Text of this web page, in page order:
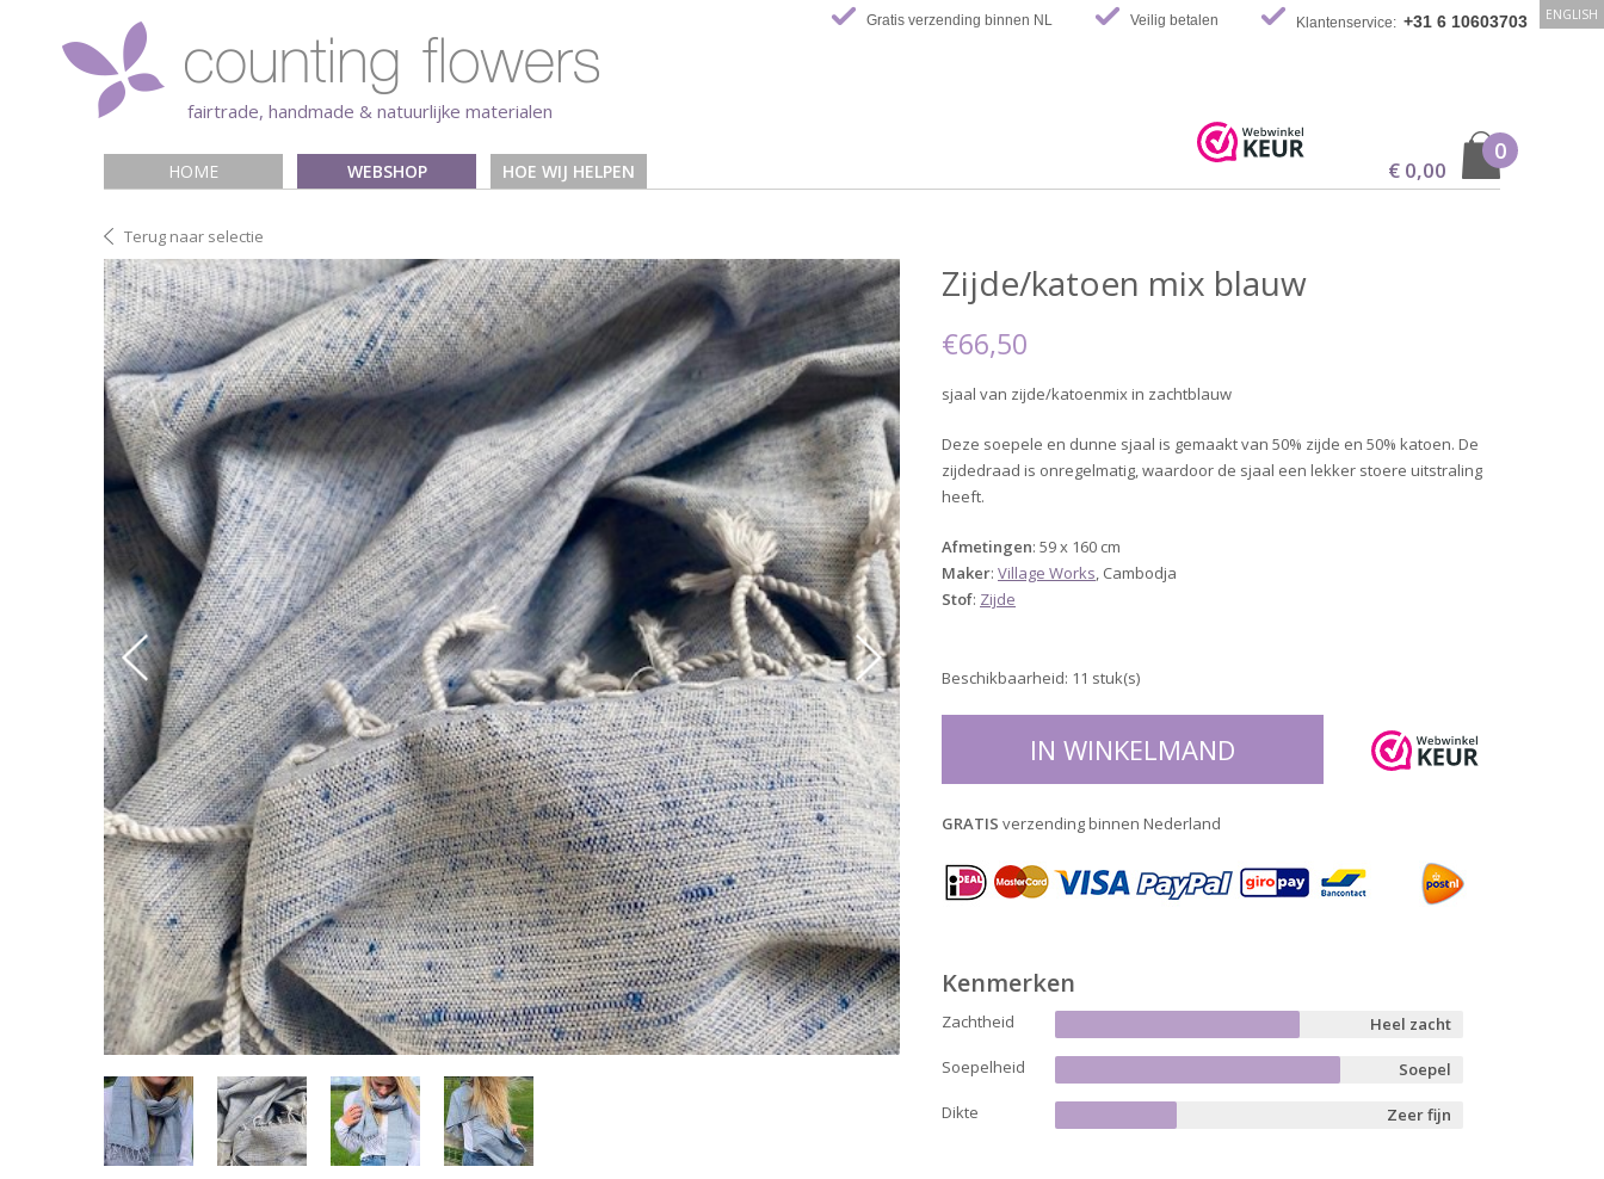
fairtrade, handmade & natuurlijke materialen
Gratis verzending binnen NL Veilig betalen Klantenservice: +31 6 10603703 ENGLISH
HOME WEBSHOP HOE WIJ HELPEN € 0,00
0
Terug naar selectie
Zijde/katoen mix blauw
€66,50
sjaal van zijde/katoenmix in zachtblauw
Deze soepele en dunne sjaal is gemaakt van 50% zijde en 50% katoen. De
zijdedraad is onregelmatig, waardoor de sjaal een lekker stoere uitstraling
heeft.
Afmetingen: 59 x 160 cm
Maker: Village Works, Cambodja
Stof: Zijde
Beschikbaarheid: 11 stuk(s)
IN WINKELMAND
GRATIS verzending binnen Nederland
Kenmerken
Zachtheid
Heel zacht
Soepelheid
Soepel
Dikte
Zeer fijn